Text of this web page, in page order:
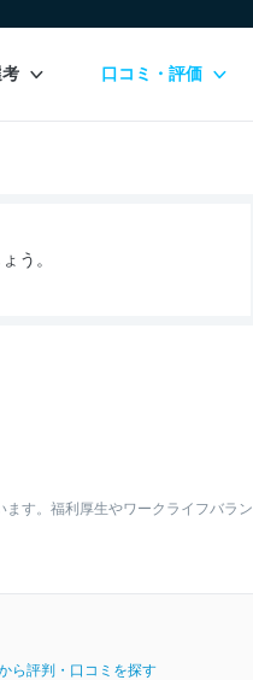
口コミ・評価
う。
す。福利厚生やワークライフバラン
ら評判・口コミを探す